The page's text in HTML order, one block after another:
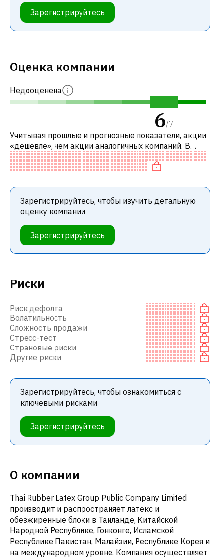
Зарегистрируйтесь
Риски
Риск дефолта
Волатильность
Сложность продажи
Стресс-тест
Страновые риски
Другие риски
Зарегистрируйтесь, чтобы ознакомиться с
ключевыми рисками
Зарегистрируйтесь
О компании
Thai Rubber Latex Group Public Company Limited
производит и распространяет латекс и
обезжиренные блоки в Таиланде, Китайской
Народной Республике, Гонконге, Исламской
Республике Пакистан, Малайзии, Республике Корея и
на международном уровне. Компания осуществляет
Оценка компании
Недооценена
6/7
Учитывая прошлые и прогнозные показатели, акции
«дешевле», чем акции аналогичных компаний. В
частности, акция переоценена по EV/EBITDA и
недооценена по P/FCF.
Зарегистрируйтесь, чтобы изучить детальную
оценку компании
Зарегистрируйтесь